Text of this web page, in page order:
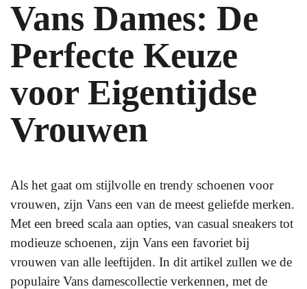
Vans Dames: De
Perfecte Keuze
voor Eigentijdse
Vrouwen
Als het gaat om stijlvolle en trendy schoenen voor
vrouwen, zijn Vans een van de meest geliefde merken.
Met een breed scala aan opties, van casual sneakers tot
modieuze schoenen, zijn Vans een favoriet bij
vrouwen van alle leeftijden. In dit artikel zullen we de
populaire Vans damescollectie verkennen, met de